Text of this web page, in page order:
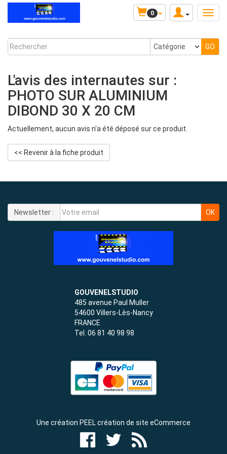
0
L'avis des internautes sur :
PHOTO SUR ALUMINIUM
DIBOND 30 X 20 CM
Actuellement, aucun avis n'a été déposé sur ce produit.
<< Revenir à la fiche produit
Newsletter :
GOUVENELSTUDIO
485 avenue Paul Muller
54600 Villers-Lès-Nancy
FRANCE
Tel. 06 81 40 98 98
Une création PEEL création de site eCommerce